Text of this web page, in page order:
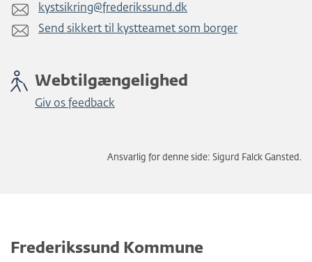
kystsikring@frederikssund.dk
Send sikkert til kystteamet som borger
Webtilgængelighed
Giv os feedback
Ansvarlig for denne side: Sigurd Falck Gansted.
Frederikssund Kommune